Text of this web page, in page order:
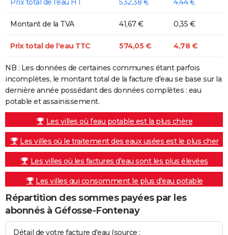
Montant de la TVA 41,67 € 0,35 €
Prix total de l'eau TTC 574,05 € 4,78 €
NB : Les données de certaines communes étant parfois
incomplètes, le montant total de la facture d'eau se base sur la
dernière année possédant des données complètes : eau
potable et assainissement.
Les villes où l'eau potable est la plus chère
Les villes où le traitement des eaux usées est le plus cher
Les villes où les factures d'eau sont les plus élevées
Les villes qui consomment le plus d'eau potable
Répartition des sommes payées par les
abonnés à Géfosse-Fontenay
Détail de votre facture d'eau (source :